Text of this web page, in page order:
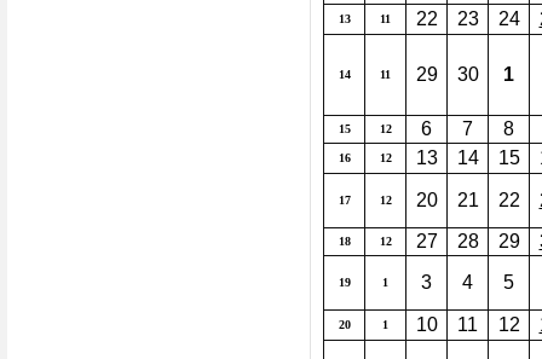
13 11 22 23 24
14 11 29 30 1
15 12 6 7 8
16 12 13 14 15
17 12 20 21 22
18 12 27 28 29
19 1 3 4 5
20 1 10 11 12